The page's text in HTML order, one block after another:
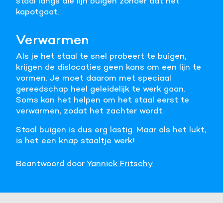
kapotgaat.
Verwarmen
Als je het staal te snel probeert te buigen,
krijgen de dislocaties geen kans om een lijn te
vormen. Je moet daarom met speciaal
gereedschap heel geleidelijk te werk gaan.
Soms kan het helpen om het staal eerst te
verwarmen, zodat het zachter wordt.
Staal buigen is dus erg lastig. Maar als het lukt,
is het een knap staaltje werk!
Beantwoord door Yannick Fritschy